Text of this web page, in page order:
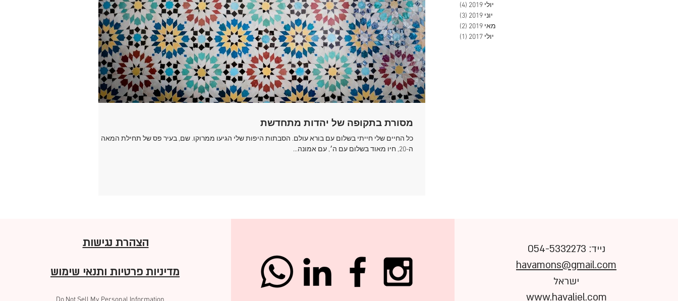
מסורת בתקופה של יהדות מתחדשת
כל החיים שלי חייתי בשלום עם בורא עולם. הסבתות היפות שלי הגיעו ממרוקו. שם, בעיר פס של תחילת המאה
ה-20, חיו מאוד בשלום עם ה׳, עם אמונה...
יולי 2019
(4)
יוני 2019
(3)
מאי 2019
(2)
יולי 2017
(1)
הצהרת נגישות
מדיניות פרטיות ותנאי שימוש
נייד: 054-5332273
havamons@gmail.com
ישראל
www.havaliel.com